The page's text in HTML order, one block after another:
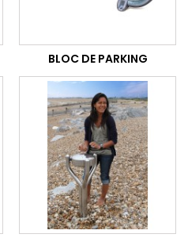
BLOC DE PARKING